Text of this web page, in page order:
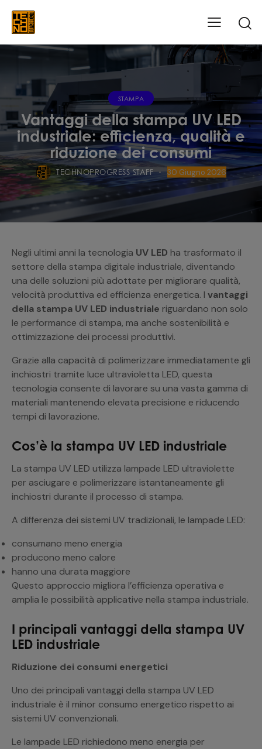
STAMPA
Vantaggi della stampa UV LED
industriale: efficienza, qualità e
riduzione dei consumi
TECHNOPROGRESS STAFF 30 Giugno 2026
Negli ultimi anni la tecnologia UV LED ha trasformato il
settore della stampa digitale industriale, diventando
una delle soluzioni più adottate per migliorare qualità,
velocità produttiva ed efficienza energetica. I vantaggi
della stampa UV LED industriale riguardano non solo
le performance di stampa, ma anche sostenibilità e
ottimizzazione dei processi produttivi.
Grazie alla capacità di polimerizzare immediatamente gli
inchiostri tramite luce ultravioletta LED, questa
tecnologia consente di lavorare su una vasta gamma di
materiali mantenendo elevata precisione e riducendo
tempi di lavorazione.
Cos’è la stampa UV LED industriale
La stampa UV LED utilizza lampade LED ultraviolette
per asciugare e polimerizzare istantaneamente gli
inchiostri durante il processo di stampa.
A differenza dei sistemi UV tradizionali, le lampade LED:
consumano meno energia
producono meno calore
hanno una durata maggiore
Questo approccio migliora l’efficienza operativa e
amplia le possibilità applicative nella stampa industriale.
I principali vantaggi della stampa UV
LED industriale
Riduzione dei consumi energetici
Uno dei principali vantaggi della stampa UV LED
industriale è il minor consumo energetico rispetto ai
sistemi UV convenzionali.
Le lampade LED richiedono meno energia per